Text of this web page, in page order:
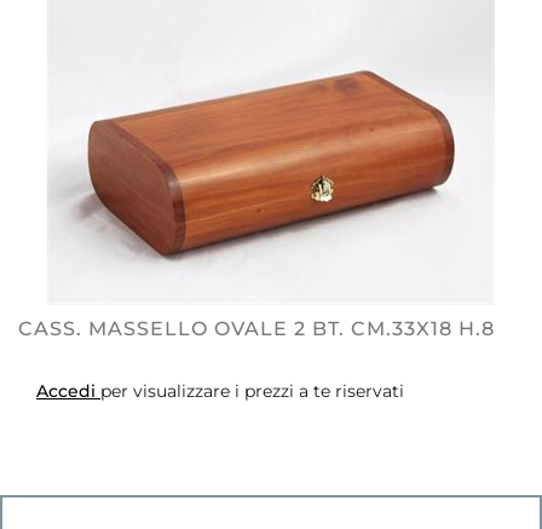
CASS. MASSELLO OVALE 2 BT. CM.33X18 H.8
Accedi per visualizzare i prezzi a te riservati